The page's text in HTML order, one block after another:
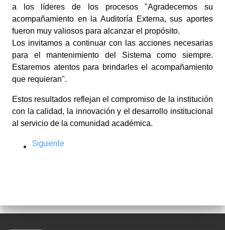
a los líderes de los procesos "Agradecemos su
acompañamiento en la Auditoría Externa, sus aportes
fueron muy valiosos para alcanzar el propósito.
Los invitamos a continuar con las acciones necesarias
para el mantenimiento del Sistema como siempre.
Estaremos atentos para brindarles el acompañamiento
que requieran".
Estos resultados reflejan el compromiso de la institución
con la calidad, la innovación y el desarrollo institucional
al servicio de la comunidad académica.
Siguiente